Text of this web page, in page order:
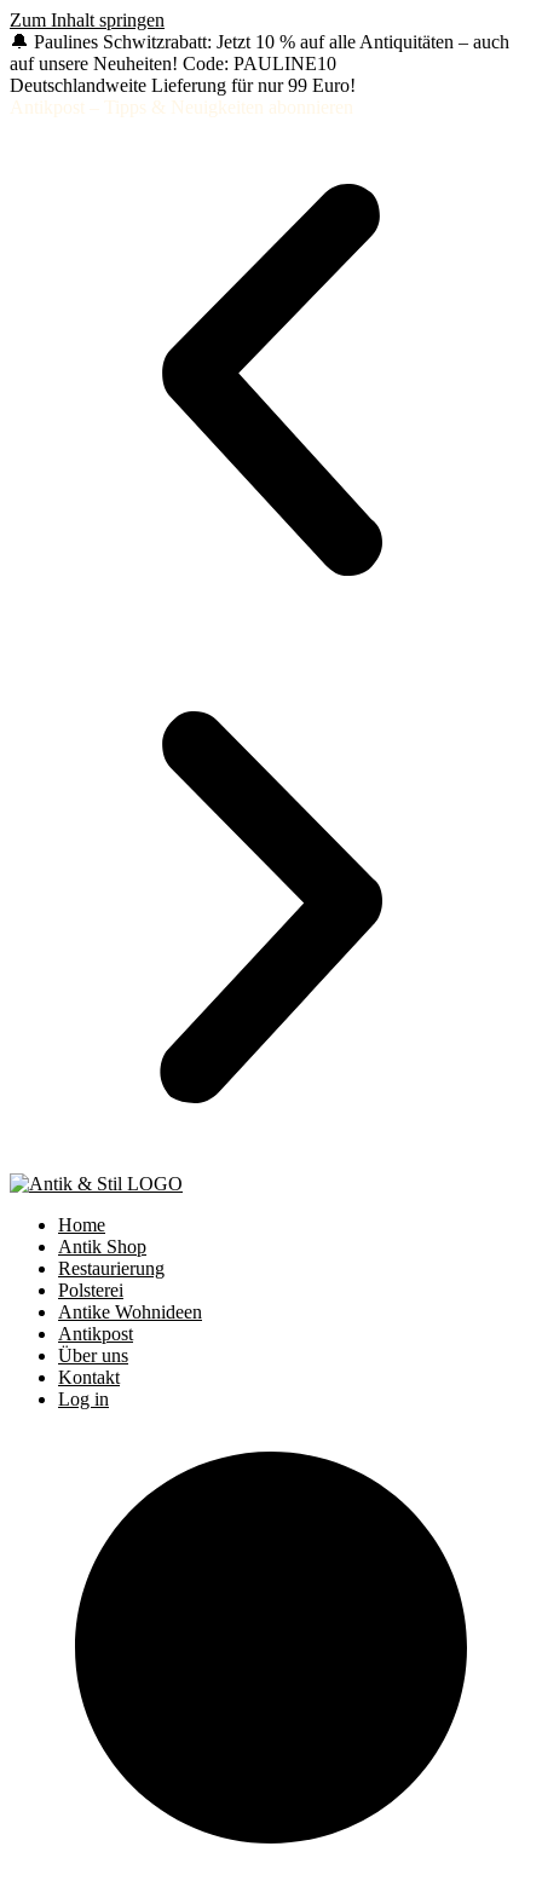
Zum Inhalt springen
🔔 Paulines Schwitzrabatt: Jetzt 10 % auf alle Antiquitäten – auch
auf unsere Neuheiten! Code: PAULINE10
Deutschlandweite Lieferung für nur 99 Euro!
Antikpost – Tipps & Neuigkeiten abonnieren
Home
Antik Shop
Restaurierung
Polsterei
Antike Wohnideen
Antikpost
Über uns
Kontakt
Log in